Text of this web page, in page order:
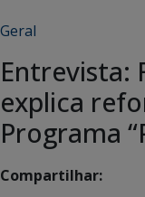
Geral
Entrevista:
explica
Programa
Compartilhar: